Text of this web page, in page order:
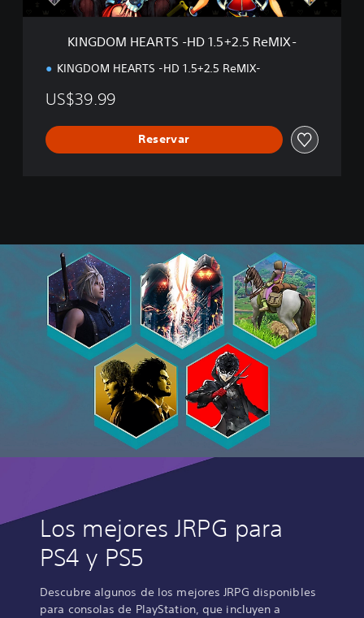
T
I
KINGDOM HEARTS -HD 1.5+2.5 ReMIX-
KINGDOM HEARTS -HD 1.5+2.5 ReMIX-
US$39.99
Reservar
Los mejores JRPG para
PS4 y PS5
Descubre algunos de los mejores JRPG disponibles
para consolas de PlayStation, que incluyen a